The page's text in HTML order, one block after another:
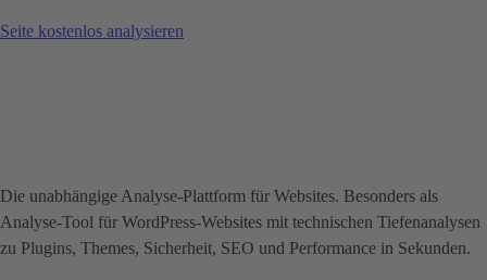
Seite kostenlos analysieren
Die unabhängige Analyse-Plattform für Websites. Besonders als
Analyse-Tool für WordPress-Websites mit technischen Tiefenanalysen
zu Plugins, Themes, Sicherheit, SEO und Performance in Sekunden.